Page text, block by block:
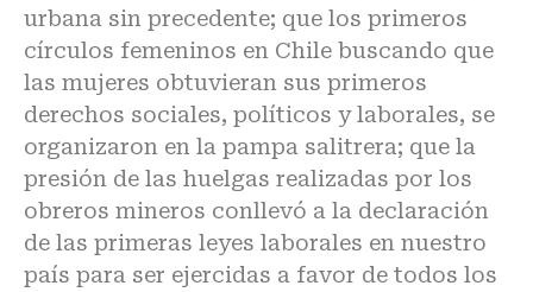
urbana sin precedente; que los primeros
círculos femeninos en Chile buscando que
las mujeres obtuvieran sus primeros
derechos sociales, políticos y laborales, se
organizaron en la pampa salitrera; que la
presión de las huelgas realizadas por los
obreros mineros conllevó a la declaración
de las primeras leyes laborales en nuestro
país para ser ejercidas a favor de todos los